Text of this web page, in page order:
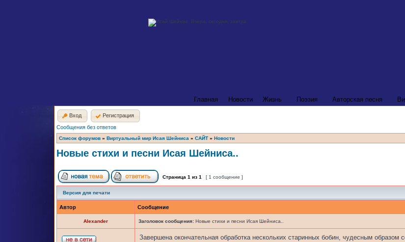
Главная Новости Жизнь Поэзия Авторская песня
Вход Регистрация
Сообщения без ответов
Список форумов » Виртуальный мир Исая Шейниса » САЙТ » Новости
Новые стихи и песни Исая Шейниса..
Страница 1 из 1 [ 1 сообщение ]
Версия для печати
Автор Сообщение
Alexander Заголовок сообщения: Новые стихи и песни Исая Шейниса..
Завершена окончательная обработка нескольких старинных бобин, чудесным